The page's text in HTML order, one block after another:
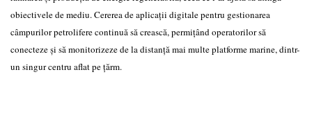
obiectivele de mediu. Cererea de aplicaţii digitale pentru gestionarea
câmpurilor petrolifere continuă să crească, permiţând operatorilor să
conecteze şi să monitorizeze de la distanţă mai multe platforme marine, dintr-
un singur centru aflat pe ţărm.